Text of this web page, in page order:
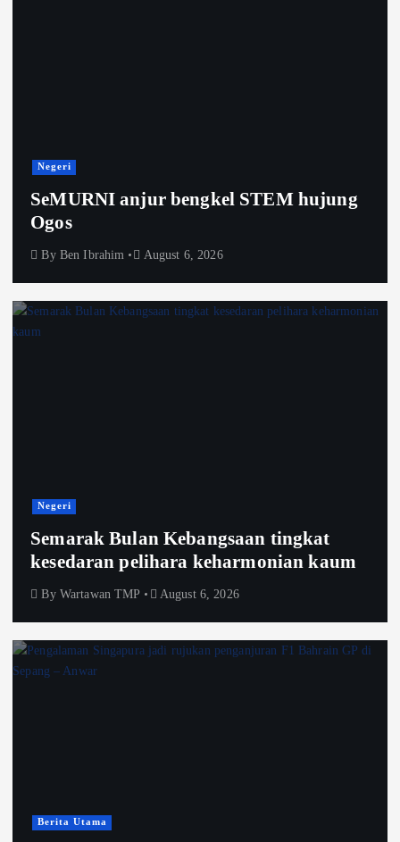
Negeri
SeMURNI anjur bengkel STEM hujung
Ogos
By Ben Ibrahim August 6, 2026
Negeri
Semarak Bulan Kebangsaan tingkat
kesedaran pelihara keharmonian kaum
By Wartawan TMP August 6, 2026
Berita Utama